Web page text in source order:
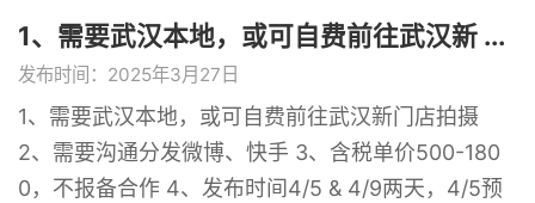
1、需要武汉本地，或可自费前往武汉新 ...
发布时间：2025年3月27日
1、需要武汉本地，或可自费前往武汉新门店拍摄
2、需要沟通分发微博、快手 3、含税单价500-180
0，不报备合作 4、发布时间4/5 & 4/9两天，4/5预